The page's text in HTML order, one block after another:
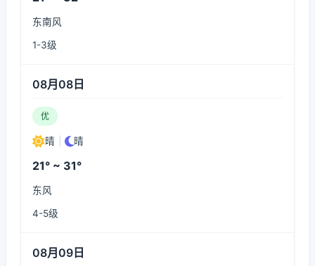
东南风
1-3级
08月08日
优
晴 晴
21° ~ 31°
东风
4-5级
08月09日